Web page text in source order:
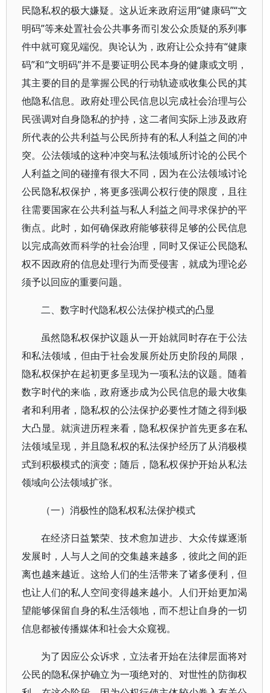
民隐私权的极大嫌疑。这从近来政府运用“健康码”“文
明码”等来处置社会公共事务而引发公众质疑的系列事
件中就可窥见端倪。舆论认为，政府让公众持有“健康
码”和“文明码”并不是要证明公民本身的健康或文明，
其主要的目的是掌握公民的行动轨迹或收集公民的其
他隐私信息。政府处理公民信息以完成社会治理与公
民强调对自身隐私的护持，这二者间实际上涉及政府
所代表的公共利益与公民所持有的私人利益之间的冲
突。公法领域的这种冲突与私法领域所讨论的公民个
人利益之间的碰撞有很大不同，因为在公法领域讨论
公民隐私权保护，将更多强调公权行使的限度，且往
往需要国家在公共利益与私人利益之间寻求保护的平
衡点。此时，如何确保政府能够获得足够的公民信息
以完成高效而科学的社会治理，同时又保证公民隐私
权不因政府的信息处理行为而受侵害，就成为理论必
须予以回应的重要问题。
二、数字时代隐私权公法保护模式的凸显
虽然隐私权保护议题从一开始就同时存在于公法
和私法领域，但由于社会发展所处历史阶段的局限，
隐私权保护在起初更多呈现为一项私法的议题。随着
数字时代的来临，政府逐步成为公民信息的最大收集
者和利用者，隐私权的公法保护必要性才随之得到极
大凸显。就演进历程来看，隐私权保护首先更多在私
法领域呈现，并且隐私权的私法保护经历了从消极模
式到积极模式的演变；随后，隐私权保护开始从私法
领域向公法领域扩张。
（一）消极性的隐私权私法保护模式
在经济日益繁荣、技术愈加进步、大众传媒逐渐
发展时，人与人之间的交集越来越多，彼此之间的距
离也越来越近。这给人们的生活带来了诸多便利，但
也让人们的私人空间变得越来越小。人们开始更加渴
望能够保留自身的私生活领地，而不想让自身的一切
信息都被传播媒体和社会大众窥视。
为了因应公众诉求，立法者开始在法律层面将对
公民的隐私保护确立为一项绝对的、对世性的防御权